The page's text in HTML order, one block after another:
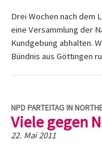
Drei Wochen nach dem
eine Versammlung der
Kundgebung abhalten.
Bündnis aus Göttingen
NPD PARTEITAG IN
Viele gegen
22. Mai 2011